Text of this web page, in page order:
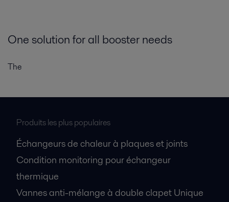
One solution for all booster needs
The
Produits les plus populaires
Échangeurs de chaleur à plaques et joints
Condition monitoring pour échangeur
thermique
Vannes anti-mélange à double clapet Unique